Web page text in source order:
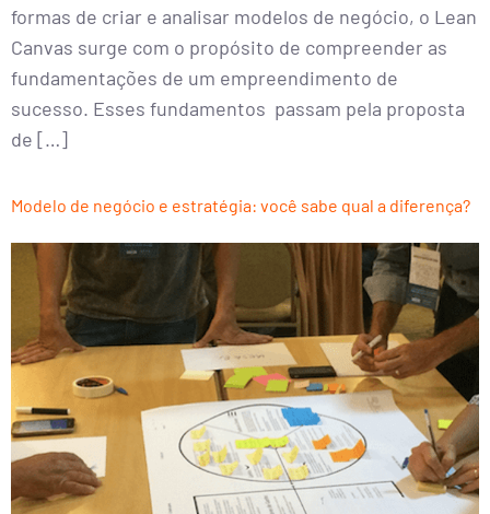
formas de criar e analisar modelos de negócio, o Lean
Canvas surge com o propósito de compreender as
fundamentações de um empreendimento de
sucesso. Esses fundamentos passam pela proposta
de […]
Modelo de negócio e estratégia: você sabe qual a diferença?